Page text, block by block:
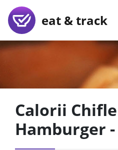
eat & track
Calorii Chifle
Hamburger